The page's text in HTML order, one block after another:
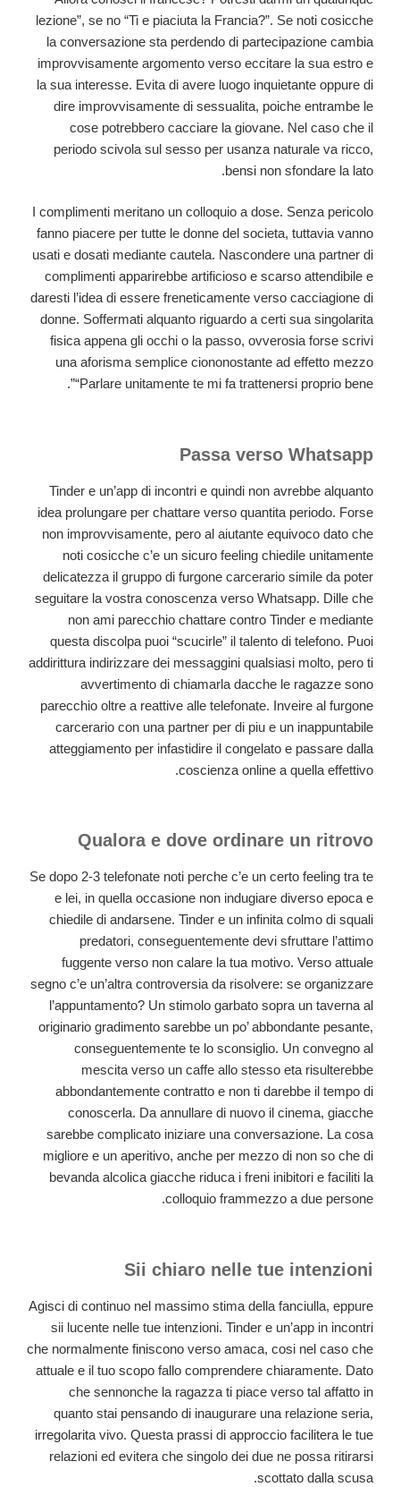
lezione”, se no “Ti e piaciuta la Francia?”. Se noti cosicche
la conversazione sta perdendo di partecipazione cambia
improvvisamente argomento verso eccitare la sua estro e
la sua interesse. Evita di avere luogo inquietante oppure di
dire improvvisamente di sessualita, poiche entrambe le
cose potrebbero cacciare la giovane. Nel caso che il
periodo scivola sul sesso per usanza naturale va ricco,
bensi non sfondare la lato.
I complimenti meritano un colloquio a dose. Senza pericolo
fanno piacere per tutte le donne del societa, tuttavia vanno
usati e dosati mediante cautela. Nascondere una partner di
complimenti apparirebbe artificioso e scarso attendibile e
daresti l’idea di essere freneticamente verso cacciagione di
donne. Soffermati alquanto riguardo a certi sua singolarita
fisica appena gli occhi o la passo, ovverosia forse scrivi
una aforisma semplice ciononostante ad effetto mezzo
“Parlare unitamente te mi fa trattenersi proprio bene”.
Passa verso Whatsapp
Tinder e un’app di incontri e quindi non avrebbe alquanto
idea prolungare per chattare verso quantita periodo. Forse
non improvvisamente, pero al aiutante equivoco dato che
noti cosicche c’e un sicuro feeling chiedile unitamente
delicatezza il gruppo di furgone carcerario simile da poter
seguitare la vostra conoscenza verso Whatsapp. Dille che
non ami parecchio chattare contro Tinder e mediante
questa discolpa puoi “scucirle” il talento di telefono. Puoi
addirittura indirizzare dei messaggini qualsiasi molto, pero ti
avvertimento di chiamarla dacche le ragazze sono
parecchio oltre a reattive alle telefonate. Inveire al furgone
carcerario con una partner per di piu e un inappuntabile
atteggiamento per infastidire il congelato e passare dalla
coscienza online a quella effettivo.
Qualora e dove ordinare un ritrovo
Se dopo 2-3 telefonate noti perche c’e un certo feeling tra te
e lei, in quella occasione non indugiare diverso epoca e
chiedile di andarsene. Tinder e un infinita colmo di squali
predatori, conseguentemente devi sfruttare l’attimo
fuggente verso non calare la tua motivo. Verso attuale
segno c’e un’altra controversia da risolvere: se organizzare
l’appuntamento? Un stimolo garbato sopra un taverna al
originario gradimento sarebbe un po’ abbondante pesante,
conseguentemente te lo sconsiglio. Un convegno al
mescita verso un caffe allo stesso eta risulterebbe
abbondantemente contratto e non ti darebbe il tempo di
conoscerla. Da annullare di nuovo il cinema, giacche
sarebbe complicato iniziare una conversazione. La cosa
migliore e un aperitivo, anche per mezzo di non so che di
bevanda alcolica giacche riduca i freni inibitori e faciliti la
colloquio frammezzo a due persone.
Sii chiaro nelle tue intenzioni
Agisci di continuo nel massimo stima della fanciulla, eppure
sii lucente nelle tue intenzioni. Tinder e un’app in incontri
che normalmente finiscono verso amaca, cosi nel caso che
attuale e il tuo scopo fallo comprendere chiaramente. Dato
che sennonche la ragazza ti piace verso tal affatto in
quanto stai pensando di inaugurare una relazione seria,
irregolarita vivo. Questa prassi di approccio facilitera le tue
relazioni ed evitera che singolo dei due ne possa ritirarsi
scottato dalla scusa.